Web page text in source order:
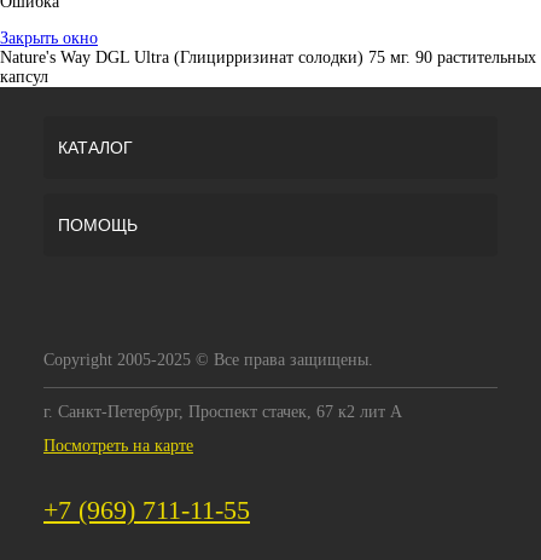
Закрыть окно
Nature's Way DGL Ultra (Глицирризинат солодки) 75 мг. 90 растительных
капсул
КАТАЛОГ
ПОМОЩЬ
Copyright 2005-2025 © Все права защищены.
г. Санкт-Петербург, Проспект стачек, 67 к2 лит А
Посмотреть на карте
+7 (969) 711-11-55